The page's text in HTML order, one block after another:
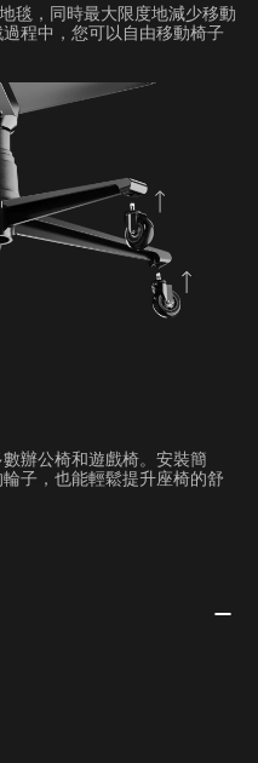
毯，同時最大限度地減少移動
程中，您可以自由移動椅子
辦公椅和遊戲椅。安裝簡
子，也能輕鬆提升座椅的舒